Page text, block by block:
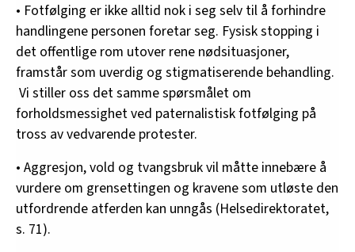
• Fotfølging er ikke alltid nok i seg selv til å forhindre
handlingene personen foretar seg. Fysisk stopping i
det offentlige rom utover rene nødsituasjoner,
framstår som uverdig og stigmatiserende behandling.
Vi stiller oss det samme spørsmålet om
forholdsmessighet ved paternalistisk fotfølging på
tross av vedvarende protester.
• Aggresjon, vold og tvangsbruk vil måtte innebære å
vurdere om grensettingen og kravene som utløste den
utfordrende atferden kan unngås (Helsedirektoratet,
s. 71).